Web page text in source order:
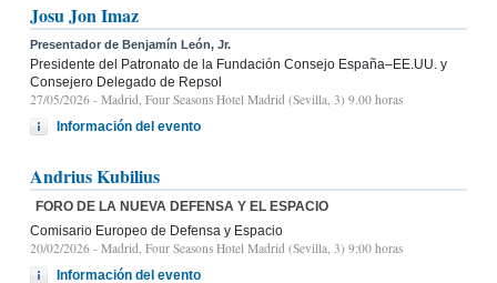
Josu Jon Imaz
Presentador de Benjamín León, Jr.
Presidente del Patronato de la Fundación Consejo España–EE.UU. y
Consejero Delegado de Repsol
27/05/2026 - Madrid, Four Seasons Hotel Madrid (Sevilla, 3) 9.00 horas
Información del evento
Andrius Kubilius
FORO DE LA NUEVA DEFENSA Y EL ESPACIO
Comisario Europeo de Defensa y Espacio
20/02/2026 - Madrid, Four Seasons Hotel Madrid (Sevilla, 3) 9:00 horas
Información del evento